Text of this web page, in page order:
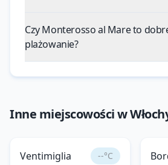
Czy Monterosso al Mare to
plażowanie?
Inne miejscowości w
Ventimiglia --°C